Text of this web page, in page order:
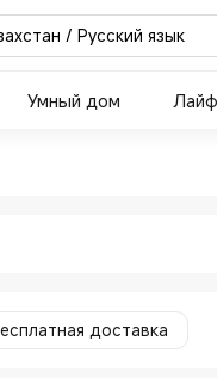
/ Русский язык
Умный дом
доставка